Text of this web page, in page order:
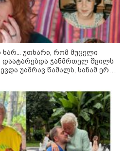
14:20 / 08-08-2026
"ქალაქი დავთმე, მაგრამ
ქალურობა - არა. ვერ იჯერებენ
ფერმერი თუ ვარ" - როგორ
ცხოვრობს ახალგაზრდა ქალი,
რომელიც ქალაქიდან სოფლად
გადავიდა და ფერმერი გახდა
"ბავშვობიდან ასე ვარ..
ფანატიკურად ვარ შეყვარებული
საქართველოზე" - გაიცანით
მარტინ გუიმჯიანი, ქართულ
ენასა და საქართველოზე
შეყვარებული სომეხი ბიჭი
ხარ... უთხარი, რომ მუცელი
დაატარებდა ჯანმრთელ შვილს
უამრავ წამალს, სანამ ერთ